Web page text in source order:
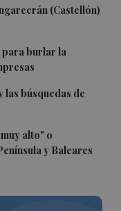
(Castellón)
para burlar la
búsquedas de
alto" o
y Baleares